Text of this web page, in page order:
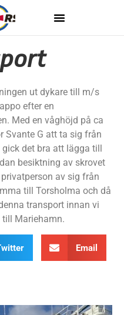
ut dykare till m/s
efter en
Med en våghöjd på ca
Svante G att ta sig från
det bra att lägga till
besiktning av skrovet
av sig från
till Torsholma och då
transport innan vi
Mariehamn.
Email